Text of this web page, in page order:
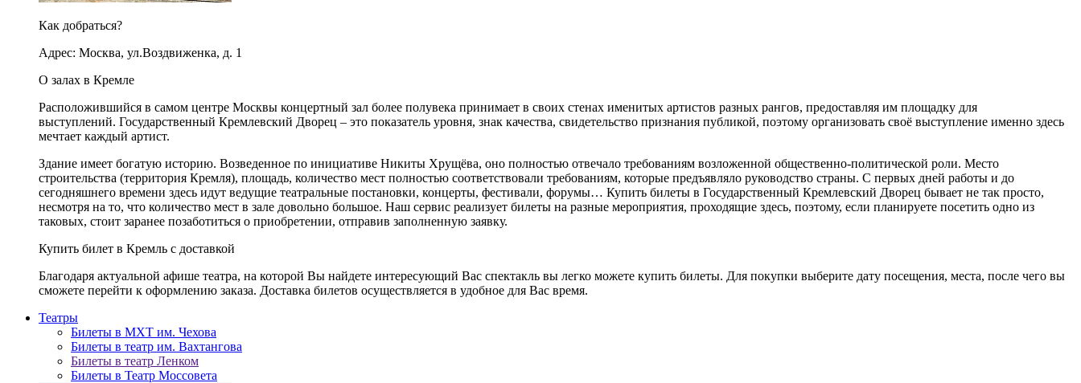
Как добраться?
Адрес: Москва, ул.Воздвиженка, д. 1
О залах в Кремле
Расположившийся в самом центре Москвы концертный зал более полувека принимает в своих стенах именитых артистов разных рангов, предоставляя им площадку для
выступлений. Государственный Кремлевский Дворец – это показатель уровня, знак качества, свидетельство признания публикой, поэтому организовать своё выступление именно здесь
мечтает каждый артист.
Здание имеет богатую историю. Возведенное по инициативе Никиты Хрущёва, оно полностью отвечало требованиям возложенной общественно-политической роли. Место
строительства (территория Кремля), площадь, количество мест полностью соответствовали требованиям, которые предъявляло руководство страны. С первых дней работы и до
сегодняшнего времени здесь идут ведущие театральные постановки, концерты, фестивали, форумы… Купить билеты в Государственный Кремлевский Дворец бывает не так просто,
несмотря на то, что количество мест в зале довольно большое. Наш сервис реализует билеты на разные мероприятия, проходящие здесь, поэтому, если планируете посетить одно из
таковых, стоит заранее позаботиться о приобретении, отправив заполненную заявку.
Купить билет в Кремль с доставкой
Благодаря актуальной афише театра, на которой Вы найдете интересующий Вас спектакль вы легко можете купить билеты. Для покупки выберите дату посещения, места, после чего вы
сможете перейти к оформлению заказа. Доставка билетов осуществляется в удобное для Вас время.
Театры
Билеты в МХТ им. Чехова
Билеты в театр им. Вахтангова
Билеты в театр Ленком
Билеты в Театр Моссовета